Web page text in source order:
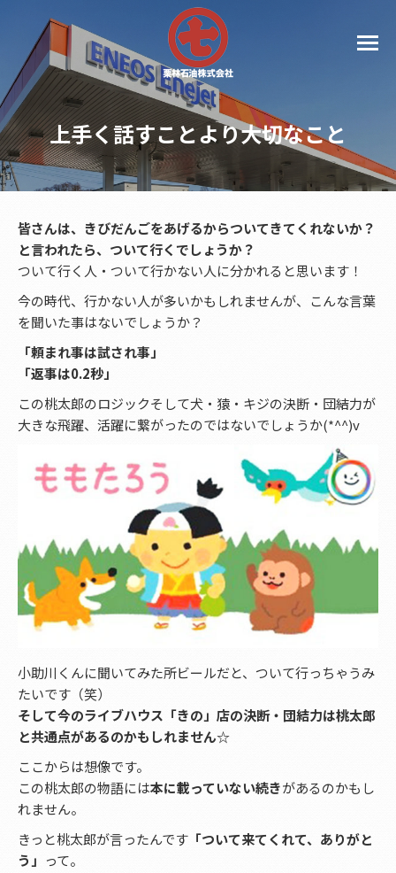
上手く話すことより大切なこと
皆さんは、きびだんごをあげるからついてきてくれないか？
と言われたら、ついて行くでしょうか？
ついて行く人・ついて行かない人に分かれると思います！
今の時代、行かない人が多いかもしれませんが、こんな言葉
を聞いた事はないでしょうか？
「頼まれ事は試され事」
「返事は0.2秒」
この桃太郎のロジックそして犬・猿・キジの決断・団結力が
大きな飛躍、活躍に繋がったのではないでしょうか(*^^)v
小助川くんに聞いてみた所ビールだと、ついて行っちゃうみ
たいです（笑）
そして今のライブハウス「きの」店の決断・団結力は桃太郎
と共通点があるのかもしれません☆
ここからは想像です。
この桃太郎の物語には本に載っていない続きがあるのかもし
れません。
きっと桃太郎が言ったんです 「ついて来てくれて、ありがと
う」 って。